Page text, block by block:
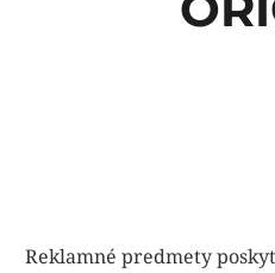
Reklamné predmety